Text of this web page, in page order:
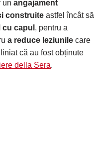
un angajament
construite astfel încât să
capul , pentru a
a reduce leziunile care
că au fost obținute
della Sera.